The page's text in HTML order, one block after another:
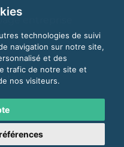
technologies de suivi
navigation sur notre site,
et des
trafic de notre site et
nos visiteurs.
entreprise